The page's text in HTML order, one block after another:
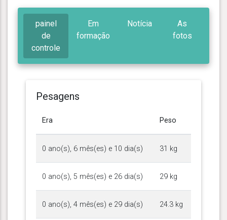
painel
de
controle
Em
formação
Notícia
As
fotos
Pesagens
Era Peso
0 ano(s), 6 mês(es) e 10 dia(s) 31 kg
0 ano(s), 5 mês(es) e 26 dia(s) 29 kg
0 ano(s), 4 mês(es) e 29 dia(s) 24.3 kg